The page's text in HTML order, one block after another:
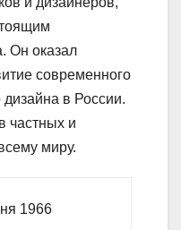
Он оказал
современного
дизайна в России.
частных и
миру.
1966